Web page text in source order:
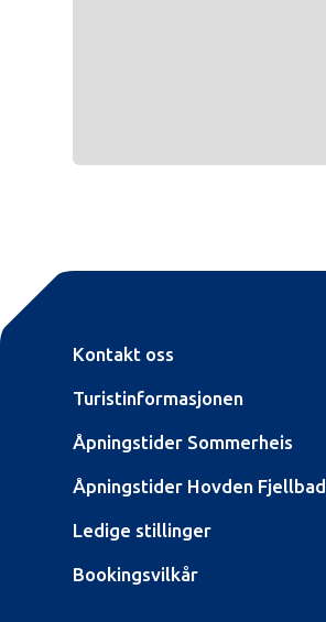
Kontakt oss
Turistinformasjonen
Åpningstider Sommerheis
Åpningstider Hovden Fjellbad
Ledige stillinger
Bookingsvilkår